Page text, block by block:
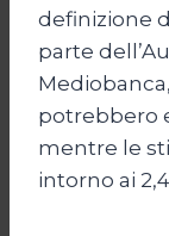
definizione
parte
potrebbero
mentre le
intorno ai